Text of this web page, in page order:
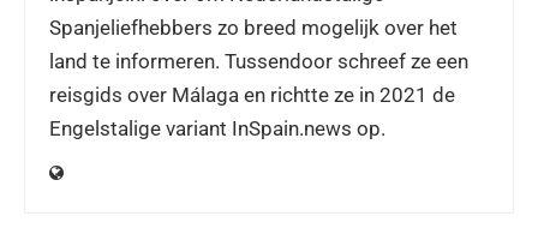
Spanjeliefhebbers zo breed mogelijk over het
land te informeren. Tussendoor schreef ze een
reisgids over Málaga en richtte ze in 2021 de
Engelstalige variant InSpain.news op.